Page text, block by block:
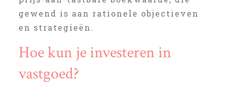
gewend is aan rationele objectieven
en strategieën.
Hoe kun je investeren in
vastgoed?